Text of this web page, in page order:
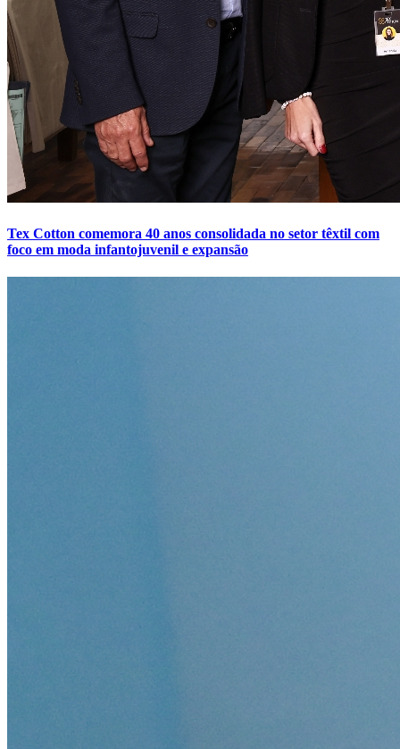
Tex Cotton comemora 40 anos consolidada no setor têxtil com
foco em moda infantojuvenil e expansão